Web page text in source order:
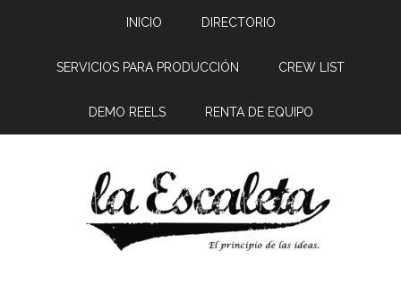
INICIO DIRECTORIO
SERVICIOS PARA PRODUCCIÓN CREW LIST
DEMO REELS RENTA DE EQUIPO